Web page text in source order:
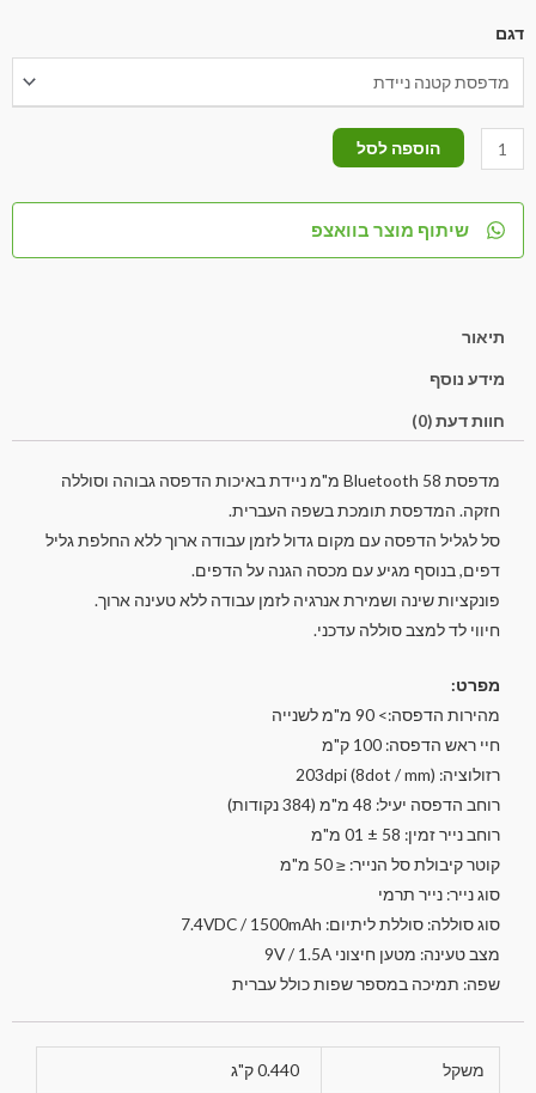
דגם
הוספה לסל
שיתוף מוצר בוואצפ
תיאור
מידע נוסף
חוות דעת (0)
מדפסת Bluetooth 58 מ"מ ניידת באיכות הדפסה גבוהה וסוללה
חזקה. המדפסת תומכת בשפה העברית.
סל לגליל הדפסה עם מקום גדול לזמן עבודה ארוך ללא החלפת גליל
דפים, בנוסף מגיע עם מכסה הגנה על הדפים.
פונקציות שינה ושמירת אנרגיה לזמן עבודה ללא טעינה ארוך.
חיווי לד למצב סוללה עדכני.
מפרט:
מהירות הדפסה:> 90 מ"מ לשנייה
חיי ראש הדפסה: 100 ק"מ
רזולוציה: 203dpi (8dot / mm)
רוחב הדפסה יעיל: 48 מ"מ (384 נקודות)
רוחב נייר זמין: 58 ± 01 מ"מ
קוטר קיבולת סל הנייר: ≤ 50 מ"מ
סוג נייר: נייר תרמי
סוג סוללה: סוללת ליתיום: 7.4VDC / 1500mAh
מצב טעינה: מטען חיצוני 9V / 1.5A
שפה: תמיכה במספר שפות כולל עברית
משקל 0.440 ק"ג